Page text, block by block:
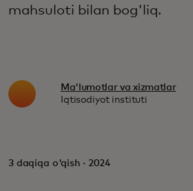
mahsuloti bilan bog'liq.
Ma'lumotlar va xizmatlar
Iqtisodiyot instituti
3 daqiqa o'qish · 2024